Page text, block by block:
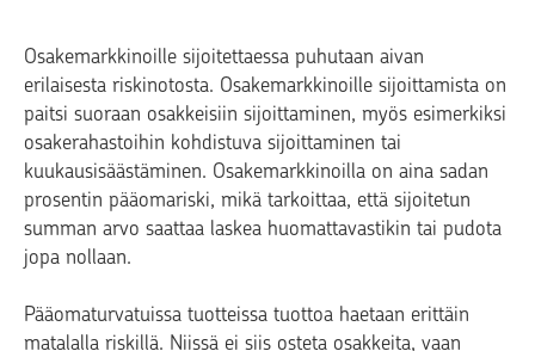
Osakemarkkinoille sijoitettaessa puhutaan aivan
erilaisesta riskinotosta. Osakemarkkinoille sijoittamista on
paitsi suoraan osakkeisiin sijoittaminen, myös esimerkiksi
osakerahastoihin kohdistuva sijoittaminen tai
kuukausisäästäminen. Osakemarkkinoilla on aina sadan
prosentin pääomariski, mikä tarkoittaa, että sijoitetun
summan arvo saattaa laskea huomattavastikin tai pudota
jopa nollaan.
Pääomaturvatuissa tuotteissa tuottoa haetaan erittäin
matalalla riskillä. Niissä ei siis osteta osakkeita, vaan